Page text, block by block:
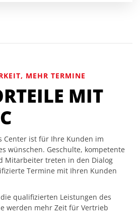
MEHR TERMINE
MIT
Center ist für Ihre Kunden im
wünschen. Geschulte, kompetente
Mitarbeiter treten in den Dialog
Termine mit Ihren Kunden
qualifizierten Leistungen des
werden mehr Zeit für Vertrieb